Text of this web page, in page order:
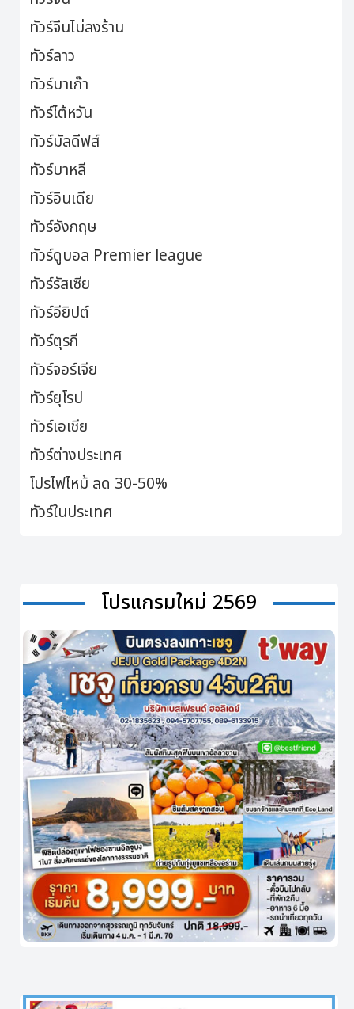
ทัวร์จีนไม่ลงร้าน
ทัวร์ลาว
ทัวร์มาเก๊า
ทัวร์ไต้หวัน
ทัวร์มัลดีฟส์
ทัวร์บาหลี
ทัวร์อินเดีย
ทัวร์อังกฤษ
ทัวร์ดูบอล Premier league
ทัวร์รัสเซีย
ทัวร์อียิปต์
ทัวร์ตุรกี
ทัวร์จอร์เจีย
ทัวร์ยุโรป
ทัวร์เอเชีย
ทัวร์ต่างประเทศ
โปรไฟไหม้ ลด 30-50%
ทัวร์ในประเทศ
โปรแกรมใหม่ 2569